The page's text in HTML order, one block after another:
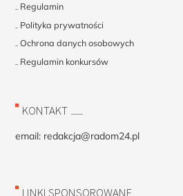
Regulamin
Polityka prywatności
Ochrona danych osobowych
Regulamin konkursów
KONTAKT
email: redakcja@radom24.pl
LINKI SPONSOROWANE